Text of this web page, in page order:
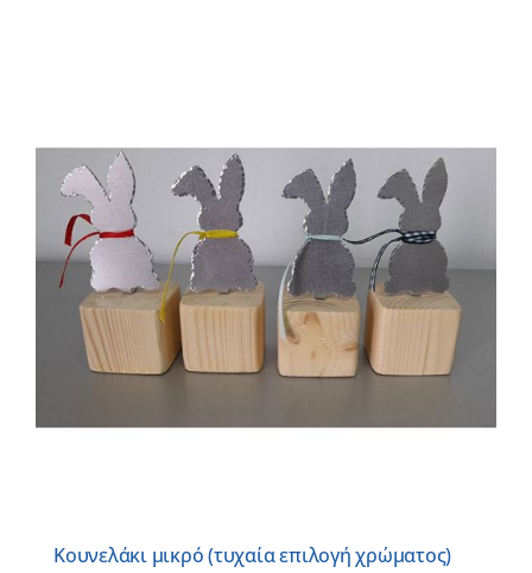
Κουνελάκι μικρό (τυχαία επιλογή χρώματος)